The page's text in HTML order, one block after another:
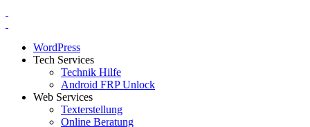
WordPress
Tech Services
Technik Hilfe
Android FRP Unlock
Web Services
Texterstellung
Online Beratung